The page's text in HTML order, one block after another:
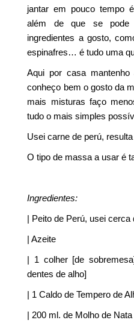
jantar em pouco tempo
além de que se pode
ingredientes a gosto,
espinafres… é tudo uma
Aqui por casa
conheço bem o gosto da
mais misturas faço
tudo o mais simples
Usei carne de perú,
O tipo de massa a usar é
Ingredientes:
| Peito de Perú, usei cerca
| Azeite
| 1 colher [de
dentes de alho]
| 1 Caldo de Tempero de
| 200 ml. de Molho de